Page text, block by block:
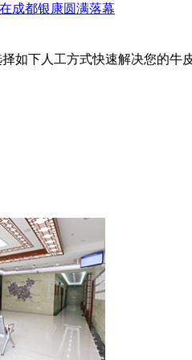
成都银康圆满落幕
如下人工方式快速解决您的牛